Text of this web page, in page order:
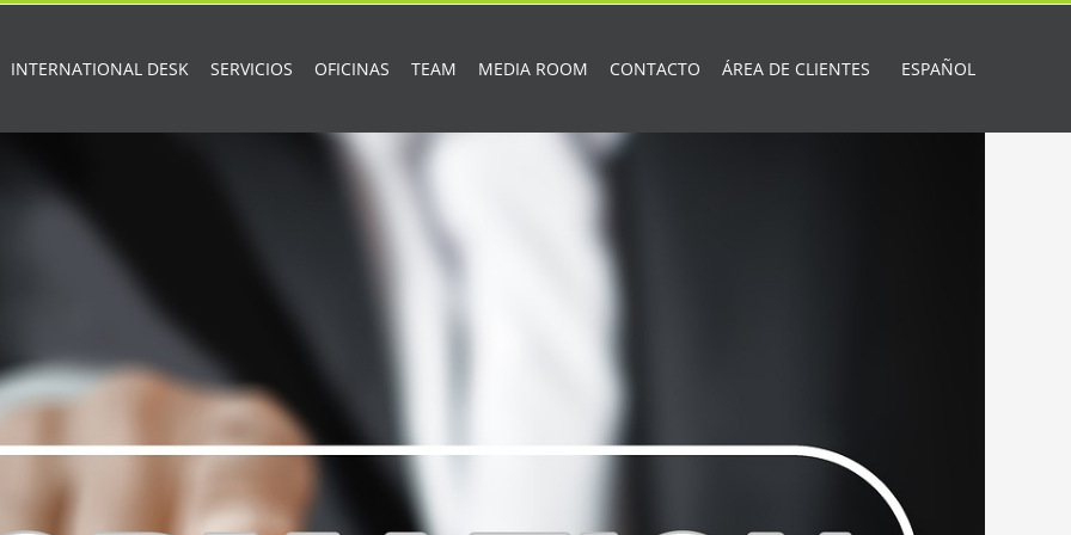
INTERNATIONAL DESK SERVICIOS OFICINAS TEAM MEDIA ROOM CONTACTO ÁREA DE CLIENTES ESPAÑOL